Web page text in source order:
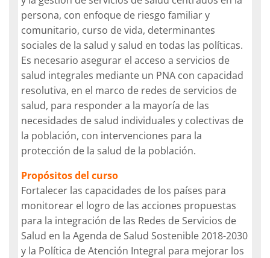
persona, con enfoque de riesgo familiar y
comunitario, curso de vida, determinantes
sociales de la salud y salud en todas las políticas.
Es necesario asegurar el acceso a servicios de
salud integrales mediante un PNA con capacidad
resolutiva, en el marco de redes de servicios de
salud, para responder a la mayoría de las
necesidades de salud individuales y colectivas de
la población, con intervenciones para la
protección de la salud de la población.
Propósitos del curso
Fortalecer las capacidades de los países para
monitorear el logro de las acciones propuestas
para la integración de las Redes de Servicios de
Salud en la Agenda de Salud Sostenible 2018-2030
y la Política de Atención Integral para mejorar los